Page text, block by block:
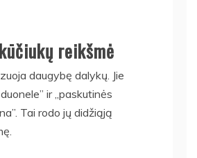
reikšmė
daugybę dalykų. Jie
ir „paskutinės
Tai rodo jų didžiąją